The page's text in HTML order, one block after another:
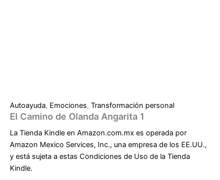
Autoayuda, Emociones, Transformación personal
El Camino de Olanda Angarita 1
La Tienda Kindle en Amazon.com.mx es operada por
Amazon Mexico Services, Inc., una empresa de los EE.UU.,
y está sujeta a estas Condiciones de Uso de la Tienda
Kindle.